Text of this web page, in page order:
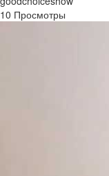
10 Просмотры